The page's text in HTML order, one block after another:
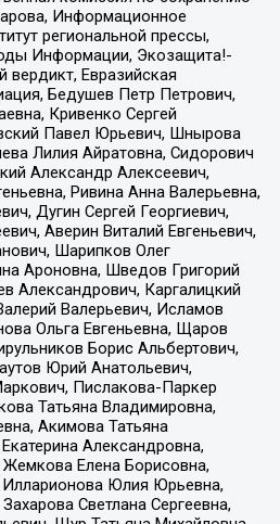
Информационное
региональной прессы,
Информации, Экозащита!-
Евразийская
Бедушев Петр Петрович,
Кривенко Сергей
Павел Юрьевич, Шнырова
Лилия Айратовна, Сидорович
Александр Алексеевич,
Ривина Анна Валерьевна,
Дугин Сергей Георгиевич,
Аверин Виталий Евгеньевич,
Шарипков Олег
Ароновна, Шведов Григорий
Александрович, Каргалицкий
Валерьевич, Исламов
Ольга Евгеньевна, Щаров
Борис Альбертович,
Юрий Анатольевич,
Пислакова-Паркер
Татьяна Владимировна,
Акимова Татьяна
Александровна,
Жемкова Елена Борисовна,
Юлия Юрьевна,
Светлана Сергеевна,